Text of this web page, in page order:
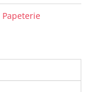
Papeterie